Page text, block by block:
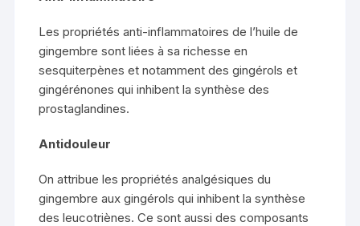
Les propriétés anti-inflammatoires de l’huile de
gingembre sont liées à sa richesse en
sesquiterpènes et notamment des gingérols et
gingérénones qui inhibent la synthèse des
prostaglandines.
Antidouleur
On attribue les propriétés analgésiques du
gingembre aux gingérols qui inhibent la synthèse
des leucotriènes. Ce sont aussi des composants